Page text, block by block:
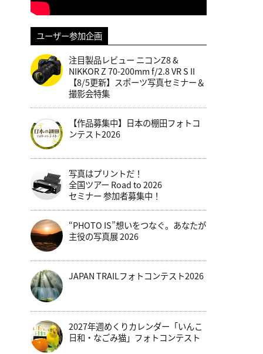
ユーザー参加企画
注目製品レビュー ニコンZ8 &
NIKKOR Z 70-200mm f/2.8 VR S II
【8/5更新】スポーツ写真セミナー＆
撮影会特集
【作品募集中】日本の棚田フォトコ
ンテスト2026
写真はプリントだ！
全国ツアー Road to 2026
セミナー 参加者募集中！
“PHOTO IS”想いをつなぐ。あなたが
主役の写真展 2026
JAPAN TRAILフォトコンテスト2026
2027年週めくりカレンダー「いんこ
日和・なごみ猫」フォトコンテスト